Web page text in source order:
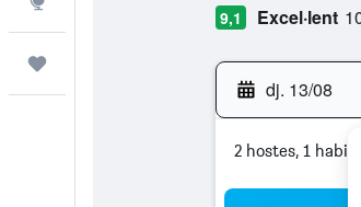
9,1 Excel·lent
dj. 13/08
2 hostes, 1